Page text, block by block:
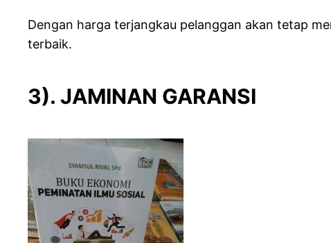
Dengan harga terjangkau pelanggan akan tetap
terbaik.
3). JAMINAN GARANSI